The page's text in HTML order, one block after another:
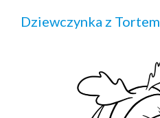
Dziewczynka z Tortem